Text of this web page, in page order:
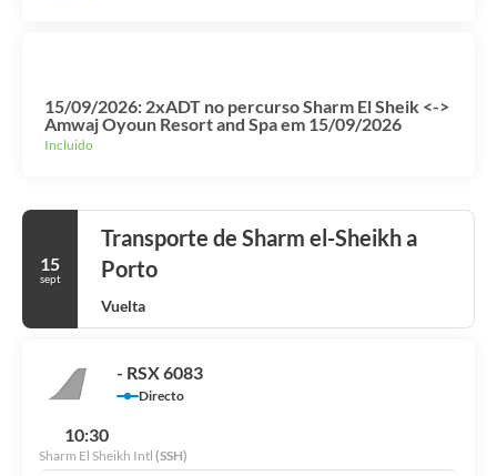
15/09/2026: 2xADT no percurso Sharm El Sheik <->
Amwaj Oyoun Resort and Spa em 15/09/2026
Incluido
15
sept
Transporte de Sharm el-Sheikh a
Porto
Vuelta
- RSX 6083
Directo
10:30
Sharm El Sheikh Intl (SSH)